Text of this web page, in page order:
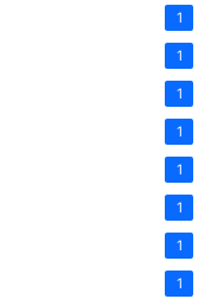
1
1
1
1
1
1
1
1